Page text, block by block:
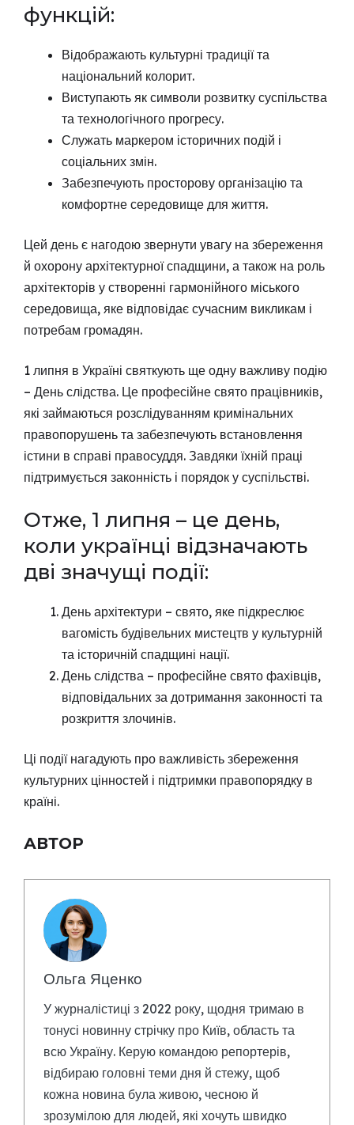
функцій:
Відображають культурні традиції та
національний колорит.
Виступають як символи розвитку суспільства
та технологічного прогресу.
Служать маркером історичних подій і
соціальних змін.
Забезпечують просторову організацію та
комфортне середовище для життя.
Цей день є нагодою звернути увагу на збереження
й охорону архітектурної спадщини, а також на роль
архітекторів у створенні гармонійного міського
середовища, яке відповідає сучасним викликам і
потребам громадян.
1 липня в Україні святкують ще одну важливу подію
– День слідства. Це професійне свято працівників,
які займаються розслідуванням кримінальних
правопорушень та забезпечують встановлення
істини в справі правосуддя. Завдяки їхній праці
підтримується законність і порядок у суспільстві.
Отже, 1 липня – це день,
коли українці відзначають
дві значущі події:
День архітектури – свято, яке підкреслює
вагомість будівельних мистецтв у культурній
та історичній спадщині нації.
День слідства – професійне свято фахівців,
відповідальних за дотримання законності та
розкриття злочинів.
Ці події нагадують про важливість збереження
культурних цінностей і підтримки правопорядку в
країні.
АВТОР
Ольга Яценко
У журналістиці з 2022 року, щодня тримаю в
тонусі новинну стрічку про Київ, область та
всю Україну. Керую командою репортерів,
відбираю головні теми дня й стежу, щоб
кожна новина була живою, чесною й
зрозумілою для людей, які хочуть швидко